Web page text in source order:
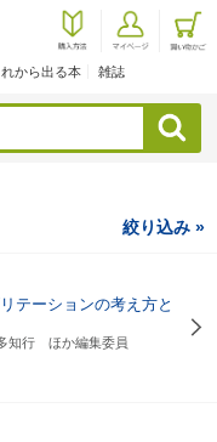
から出る本 雑誌
検索
絞り込み »
テーションの考え方と
知行 ほか編集委員